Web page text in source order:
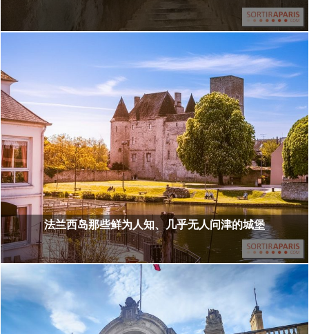
法兰西岛那些鲜为人知、几乎无人问津的城堡